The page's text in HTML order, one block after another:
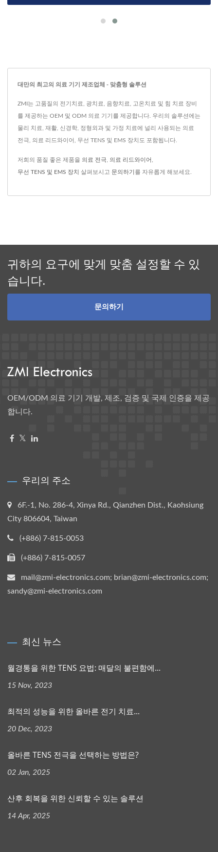
대만의 최고의 의료 기기 제조업체 - 맞춤형 솔루션
ZMI는 고품질의 전기치료, 광치료, 음향치료, 고온치료 및 힘 치료 장비
를 제공하는 OEM 및 ODM 의료 기기를 제공합니다. 우리의 솔루션에는
물리 치료, 재활, 신경학, 정형외과 및 가정 치료에 널리 사용되는 의료
전극, 의료 리드와이어, 무선 TENS 및 EMS 장치도 포함됩니다.
저희의 품질 좋은 제품을 의료 전극 의료 리드와이어
무선 TENS 및 EMS 장치 살펴보시고 문의하기 를 자유롭게 해보세요.
귀하의 요구에 맞게 맞춤 설정할 수 있
습니다.
문의하기
OEM/ODM 의료 기기 개발, 제조, 검증 및 국제 인증을 제공
합니다.
우리의 주소
6F.-1, No. 286-4, Xinya Rd., Qianzhen Dist., Kaohsiung
City 806604, Taiwan
(+886) 7-815-0053
(+886) 7-815-0057
mail@zmi-electronics.com; brian@zmi-electronics.com;
sandy@zmi-electronics.com
최신 뉴스
월경통을 위한 TENS 요법: 매달의 불편함에...
15 Nov, 2023
최적의 성능을 위한 올바른 전기 치료...
20 Dec, 2023
올바른 TENS 전극을 선택하는 방법은?
02 Jan, 2025
산후 회복을 위한 신뢰할 수 있는 솔루션
14 Apr, 2025